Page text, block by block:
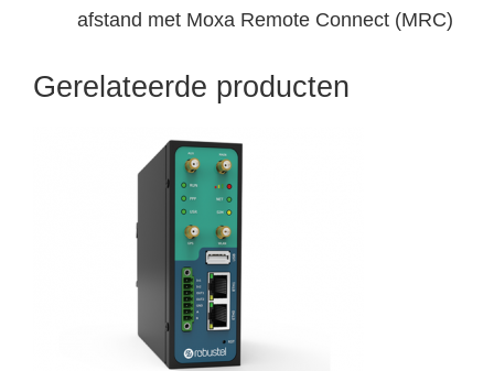
afstand met Moxa Remote Connect (MRC)
Gerelateerde producten